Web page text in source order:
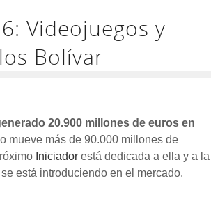
Videojuegos y
Bolívar
20.900 millones de euros en
mueve más de 90.000 millones de
Iniciadorestá dedicada a ella y a la
está introduciendo en el mercado.